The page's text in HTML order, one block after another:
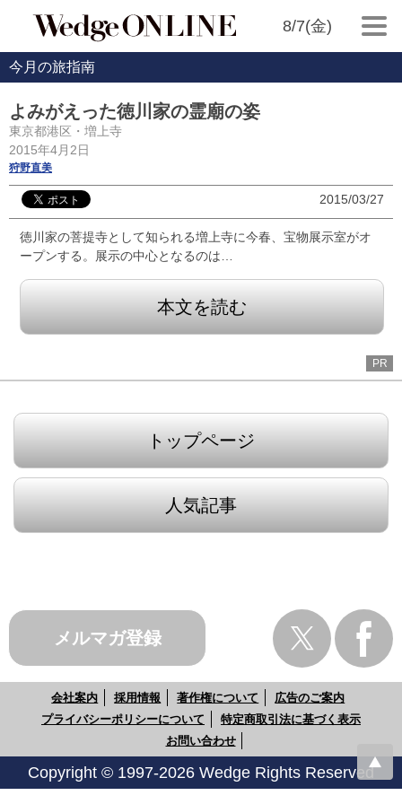
8/7(金)
今月の旅指南
よみがえった徳川家の霊廟の姿
東京都港区・増上寺
2015年4月2日
狩野直美
2015/03/27
徳川家の菩提寺として知られる増上寺に今春、宝物展示室がオ
ープンする。展示の中心となるのは…
本文を読む
PR
トップページ
人気記事
メルマガ登録
会社案内 採用情報 著作権について
広告のご案内
プライバシーポリシーについて
特定商取引法に基づく表示
お問い合わせ
Copyright © 1997-2026 Wedge Rights Reserved